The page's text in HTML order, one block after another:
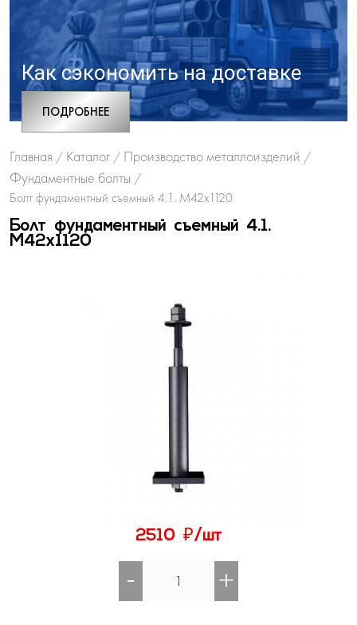
Как сэкономить на доставке
ПОДРОБНЕЕ
Главная / Каталог / Производство металлоизделий /
Фундаментные болты /
Болт фундаментный съемный 4.1. М42х1120
Болт фундаментный съемный 4.1.
М42х1120
2510 ₽/шт
- +